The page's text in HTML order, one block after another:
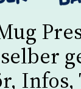
Infos,